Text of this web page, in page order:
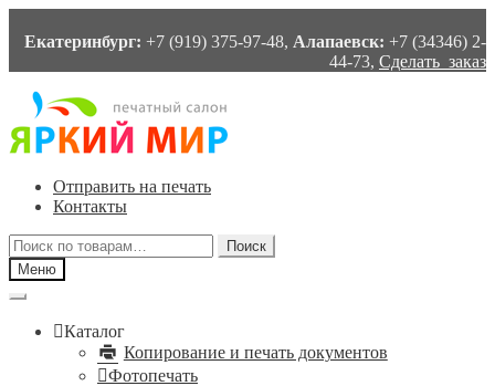
Екатеринбург: +7 (919) 375-97-48, Алапаевск: +7 (34346) 2-
44-73, Сделать заказ
Перейти
навигации
Перейти
содержимому
Отправить на печать
Контакты
Искать:
Поиск
Меню
Каталог
Копирование и печать документов
Фотопечать